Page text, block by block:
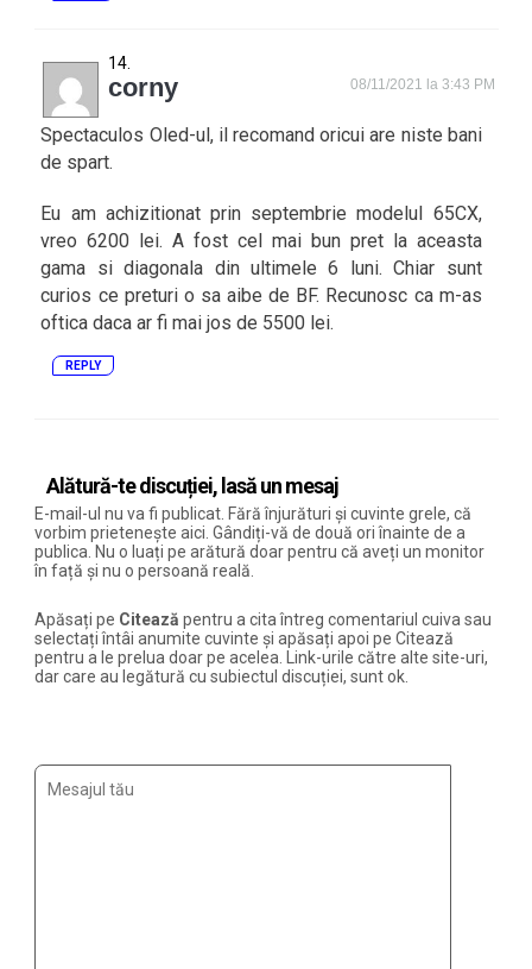
corny 08/11/2021 la 3:43 PM
Spectaculos Oled-ul, il recomand oricui are niste bani
de spart.
Eu am achizitionat prin septembrie modelul 65CX,
vreo 6200 lei. A fost cel mai bun pret la aceasta
gama si diagonala din ultimele 6 luni. Chiar sunt
curios ce preturi o sa aibe de BF. Recunosc ca m-as
oftica daca ar fi mai jos de 5500 lei.
REPLY
Alătură-te discuției, lasă un mesaj
E-mail-ul nu va fi publicat. Fără înjurături și cuvinte grele, că
vorbim prietenește aici. Gândiți-vă de două ori înainte de a
publica. Nu o luați pe arătură doar pentru că aveți un monitor
în față și nu o persoană reală.
Apăsați pe Citează pentru a cita întreg comentariul cuiva sau
selectați întâi anumite cuvinte și apăsați apoi pe Citează
pentru a le prelua doar pe acelea. Link-urile către alte site-uri,
dar care au legătură cu subiectul discuției, sunt ok.